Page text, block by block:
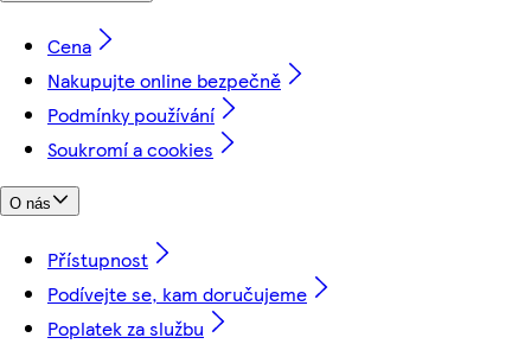
Cena
Nakupujte online bezpečně
Podmínky používání
Soukromí a cookies
O nás
Přístupnost
Podívejte se, kam doručujeme
Poplatek za službu